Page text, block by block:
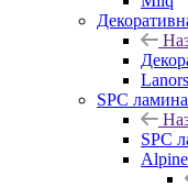
Lanors
SPC
SPC